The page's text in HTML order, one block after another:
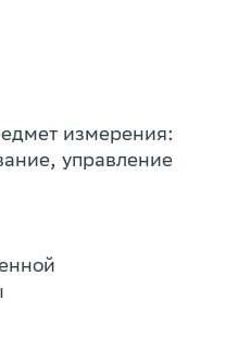
измерения:
управление